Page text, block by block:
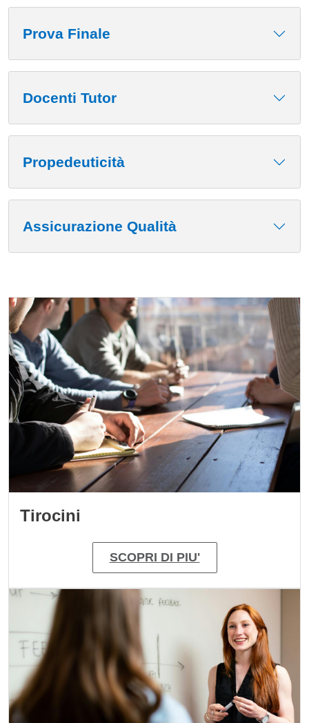
Prova Finale
Docenti Tutor
Propedeuticità
Assicurazione Qualità
Cards
Immagine
Tirocini
SCOPRI DI PIU'
Immagine